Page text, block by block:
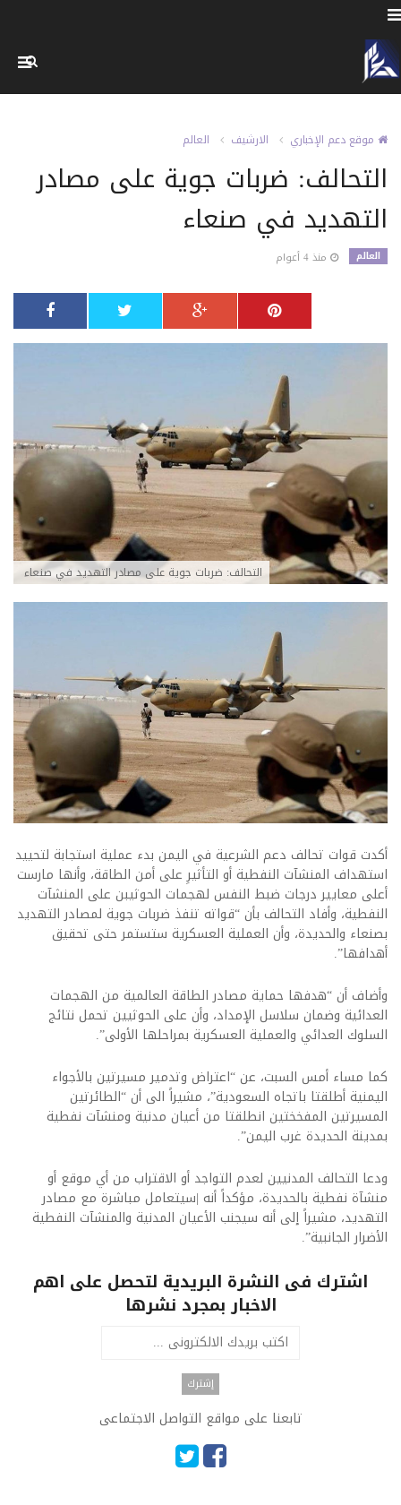
موقع دعم الإخباري الارشيف العالم
التحالف: ضربات جوية على مصادر
التهديد في صنعاء ‏
العالم منذ 4 أعوام
التحالف: ضربات جوية على مصادر التهديد في صنعاء ‏
أكدت قوات تحالف دعم الشرعية في اليمن بدء عملية استجابة لتحييد
استهداف المنشآت النفطية أو التأثيرِ على أمن الطاقة، وأنها مارست
أعلى معايير درجات ضبط النفس لهجمات الحوثيبن على المنشآت
النفطية، وأفاد التحالف بأن “قواته تنفذ ضربات جوية لمصادر التهديد
بصنعاء والحديدة، وأن العملية العسكرية ستستمر حتى تحقيق
أهدافها”.
وأضاف أن “هدفها حماية مصادر الطاقة العالمية من الهجمات
العدائية وضمان سلاسل الإمداد، وأن على الحوثيين تحمل نتائج
السلوك العدائي والعملية العسكرية بمراحلها الأولى”.
كما مساء أمس السبت، عن “اعتراض وتدمير مسيرتين بالأجواء
اليمنية أطلقتا باتجاه السعودية”، مشيراً الى أن “الطائرتين
المسيرتين المفخختين انطلقتا من أعيان مدنية ومنشآت نفطية
بمدينة الحديدة غرب اليمن”.
ودعا التحالف المدنيين لعدم التواجد أو الاقتراب من أي موقع أو
منشآة نفطية بالحديدة، مؤكداً أنه |سيتعامل مباشرة مع مصادر
التهديد، مشيراً إلى أنه سيجنب الأعيان المدنية والمنشآت النفطية
الأضرار الجانبية”.
اشترك فى النشرة البريدية لتحصل على اهم
الاخبار بمجرد نشرها
تابعنا على مواقع التواصل الاجتماعى